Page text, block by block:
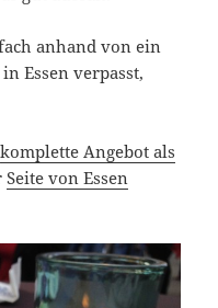
anhand von ein
Essen verpasst,
komplette Angebot als
Seite von Essen